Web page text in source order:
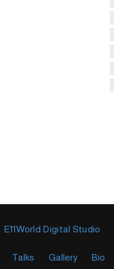
E11World Digital Studio
Talks Gallery Bio